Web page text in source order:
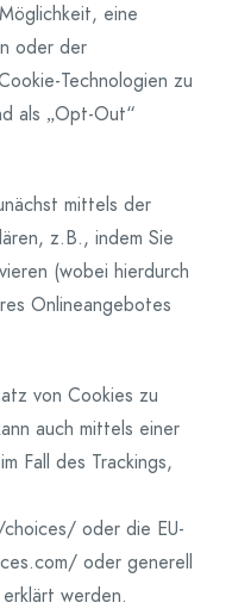
eine
oder der
Technologien zu
als „Opt-Out“
mittels der
z.B., indem Sie
(wobei hierdurch
Onlineangebotes
von Cookies zu
auch mittels einer
Fall des Trackings,
oder die EU-
oder generell
werden.